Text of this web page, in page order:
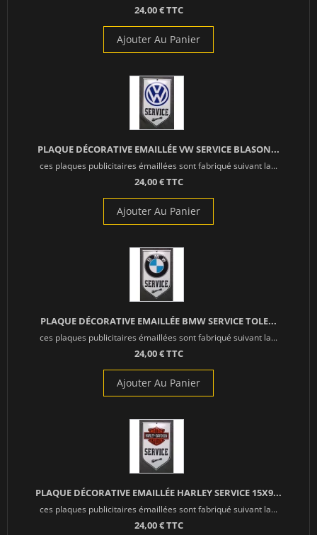
24,00 € TTC
Ajouter Au Panier
PLAQUE DÉCORATIVE EMAILLÉE VW SERVICE BLASON...
ces plaques publicitaires émaillées sont fabriqué suivant la...
24,00 € TTC
Ajouter Au Panier
PLAQUE DÉCORATIVE EMAILLÉE BMW SERVICE TOLE...
ces plaques publicitaires émaillées sont fabriqué suivant la...
24,00 € TTC
Ajouter Au Panier
PLAQUE DÉCORATIVE EMAILLÉE HARLEY SERVICE 15X9...
ces plaques publicitaires émaillées sont fabriqué suivant la...
24,00 € TTC